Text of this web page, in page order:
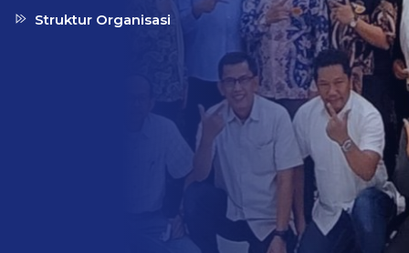
Struktur Organisasi